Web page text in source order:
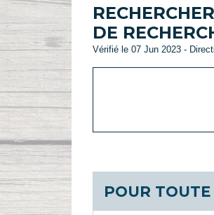
DE
Vérifié le 07 Jun 2023 -
POUR